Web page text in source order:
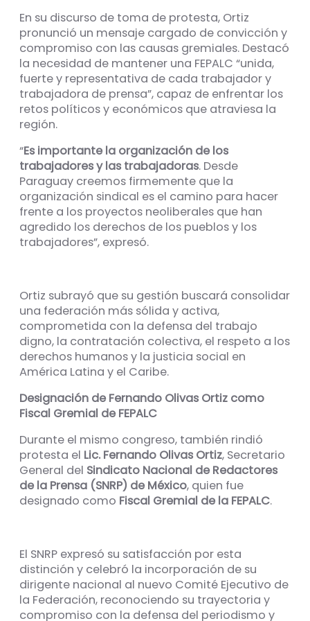
En su discurso de toma de protesta, Ortiz
pronunció un mensaje cargado de convicción y
compromiso con las causas gremiales. Destacó
la necesidad de mantener una FEPALC “unida,
fuerte y representativa de cada trabajador y
trabajadora de prensa”, capaz de enfrentar los
retos políticos y económicos que atraviesa la
región.
“Es importante la organización de los
trabajadores y las trabajadoras. Desde
Paraguay creemos firmemente que la
organización sindical es el camino para hacer
frente a los proyectos neoliberales que han
agredido los derechos de los pueblos y los
trabajadores”, expresó.
Ortiz subrayó que su gestión buscará consolidar
una federación más sólida y activa,
comprometida con la defensa del trabajo
digno, la contratación colectiva, el respeto a los
derechos humanos y la justicia social en
América Latina y el Caribe.
Designación de Fernando Olivas Ortiz como
Fiscal Gremial de FEPALC
Durante el mismo congreso, también rindió
protesta el Lic. Fernando Olivas Ortiz, Secretario
General del Sindicato Nacional de Redactores
de la Prensa (SNRP) de México, quien fue
designado como Fiscal Gremial de la FEPALC.
El SNRP expresó su satisfacción por esta
distinción y celebró la incorporación de su
dirigente nacional al nuevo Comité Ejecutivo de
la Federación, reconociendo su trayectoria y
compromiso con la defensa del periodismo y